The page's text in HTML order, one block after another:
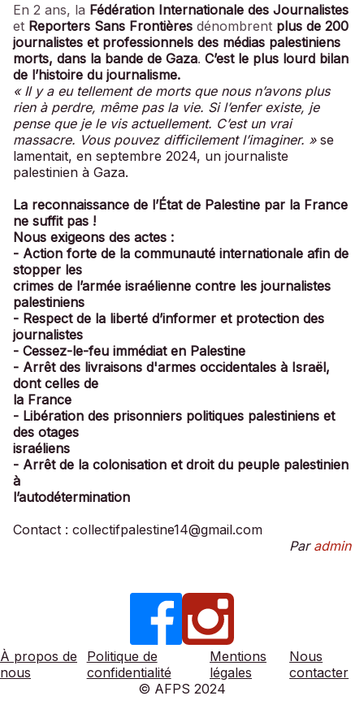
En 2 ans, la Fédération Internationale des Journalistes
et Reporters Sans Frontières dénombrent plus de 200
journalistes et professionnels des médias palestiniens
morts, dans la bande de Gaza. C’est le plus lourd bilan
de l’histoire du journalisme.
« Il y a eu tellement de morts que nous n’avons plus
rien à perdre, même pas la vie. Si l’enfer existe, je
pense que je le vis actuellement. C’est un vrai
massacre. Vous pouvez difficilement l’imaginer. » se
lamentait, en septembre 2024, un journaliste
palestinien à Gaza.
La reconnaissance de l’État de Palestine par la France
ne suffit pas !
Nous exigeons des actes :
- Action forte de la communauté internationale afin de
stopper les
crimes de l’armée israélienne contre les journalistes
palestiniens
- Respect de la liberté d’informer et protection des
journalistes
- Cessez-le-feu immédiat en Palestine
- Arrêt des livraisons d'armes occidentales à Israël,
dont celles de
la France
- Libération des prisonniers politiques palestiniens et
des otages
israéliens
- Arrêt de la colonisation et droit du peuple palestinien
à
l’autodétermination
Contact : collectifpalestine14@gmail.com
Par admin
À propos de
nous
Politique de
confidentialité
Mentions
légales
Nous
contacter
© AFPS 2024